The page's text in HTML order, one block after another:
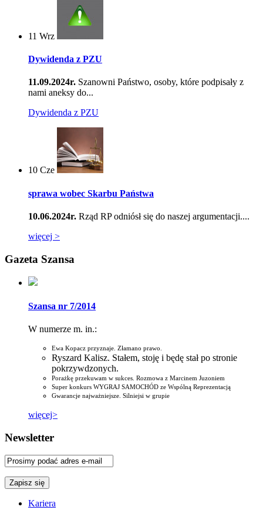
11 Wrz
Dywidenda z PZU
11.09.2024r. Szanowni Państwo, osoby, które podpisały z
nami aneksy do...
Dywidenda z PZU
10 Cze
sprawa wobec Skarbu Państwa
10.06.2024r. Rząd RP odniósł się do naszej argumentacji....
więcej >
Gazeta Szansa
Szansa nr 7/2014
W numerze m. in.:
Ewa Kopacz przyznaje. Złamano prawo.
Ryszard Kalisz. Stałem, stoję i będę stał po stronie
pokrzywdzonych.
Porażkę przekuwam w sukces. Rozmowa z Marcinem Juzoniem
Super konkurs WYGRAJ SAMOCHÓD ze Wspólną Reprezentacją
Gwarancje najważniejsze. Silniejsi w grupie
więcej>
Newsletter
Kariera